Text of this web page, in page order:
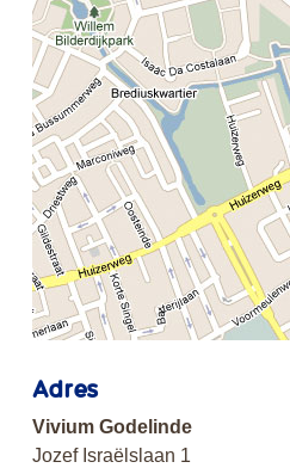
Adres
Vivium Godelinde
Jozef Israëlslaan 1